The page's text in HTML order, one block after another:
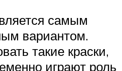
самым
вариантом.
такие краски,
играют роль